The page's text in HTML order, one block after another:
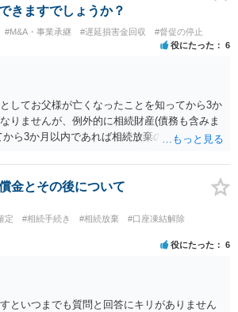
考えた方がよいです。 もし、相続人の皆さん
済力がなく、質素な葬儀を行った費用であれ
も単純承認と認められない可能性が高いの
される可能性も高いと思います。
きますでしょうか？
#M&A・事業承継 #遅延損害金回収 #督促の停止
役にたった 6
してお父様が亡くなったことを知ってから3か
りませんが、例外的に相続財産(債務も含みま
ら3か月以内であれば相続放棄の申述が認め
って相続放棄の申述をしたい旨告げて必要な
をおすすめいたします。 なお、お父様の債務が
の無料相談等を利用して弁護士に相談するこ
存じます。また、ご記載いただいた事実関係
相手のかたは既に相続放棄をされている可能
金とその後について
定 #相続手続き #相続放棄
#口座凍結解除
役にたった 6
といつまでも質問と回答にキリがありません